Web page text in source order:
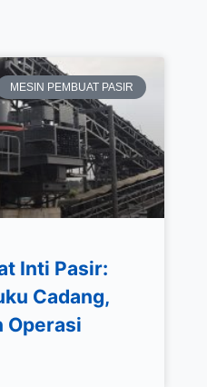
MESIN PEMBUAT PASIR
Inti Pasir:
Cadang,
Operasi